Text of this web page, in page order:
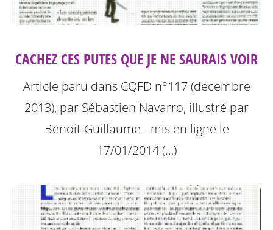
CACHEZ CES PUTES QUE JE NE SAURAIS VOIR
Article paru dans CQFD n°117 (décembre
2013), par Sébastien Navarro, illustré par
Benoit Guillaume - mis en ligne le
17/01/2014 (…)